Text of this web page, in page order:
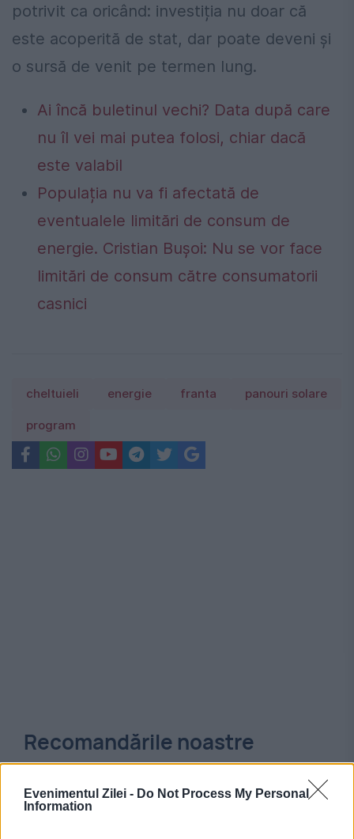
Evenimentul Zilei - Do Not Process My Personal
Information
potrivit ca oricând: investiția nu doar că
este acoperită de stat, dar poate deveni și
o sursă de venit pe termen lung.
Ai încă buletinul vechi? Data după care
nu îl vei mai putea folosi, chiar dacă
este valabil
Populația nu va fi afectată de
eventualele limitări de consum de
energie. Cristian Bușoi: Nu se vor face
limitări de consum către consumatorii
casnici
cheltuieli energie franta panouri solare
program
Recomandările noastre